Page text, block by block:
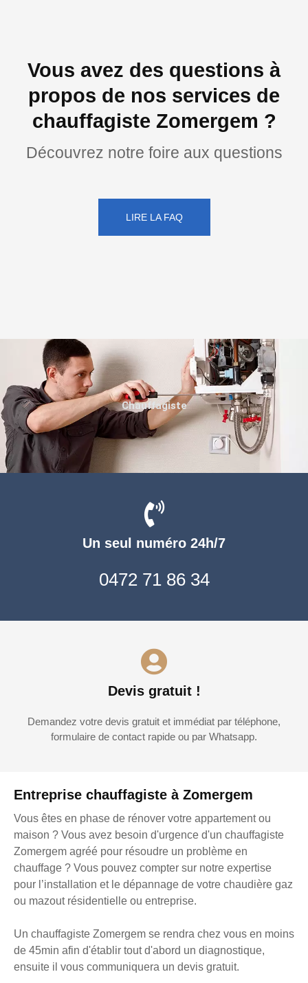
Vous avez des questions à
propos de nos services de
chauffagiste Zomergem ?
Découvrez notre foire aux questions
LIRE LA FAQ
Entreprise chauffagiste à Zomergem
Vous êtes en phase de rénover votre appartement ou
maison ? Vous avez besoin d'urgence d'un chauffagiste
Zomergem agréé pour résoudre un problème en
chauffage ? Vous pouvez compter sur notre expertise
pour l’installation et le dépannage de votre chaudière gaz
ou mazout résidentielle ou entreprise.
Un chauffagiste Zomergem se rendra chez vous en moins
de 45min afin d'établir tout d'abord un diagnostique,
ensuite il vous communiquera un devis gratuit.
Un seul numéro 24h/7
0472 71 86 34
Devis gratuit !
Demandez votre devis gratuit et immédiat par téléphone,
formulaire de contact rapide ou par Whatsapp.
Chauffagiste